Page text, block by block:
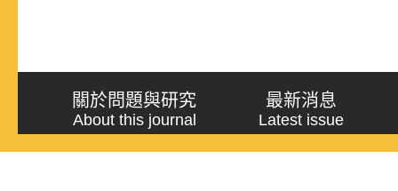
關於問題與研究
About this journal
最新消息
Latest issue